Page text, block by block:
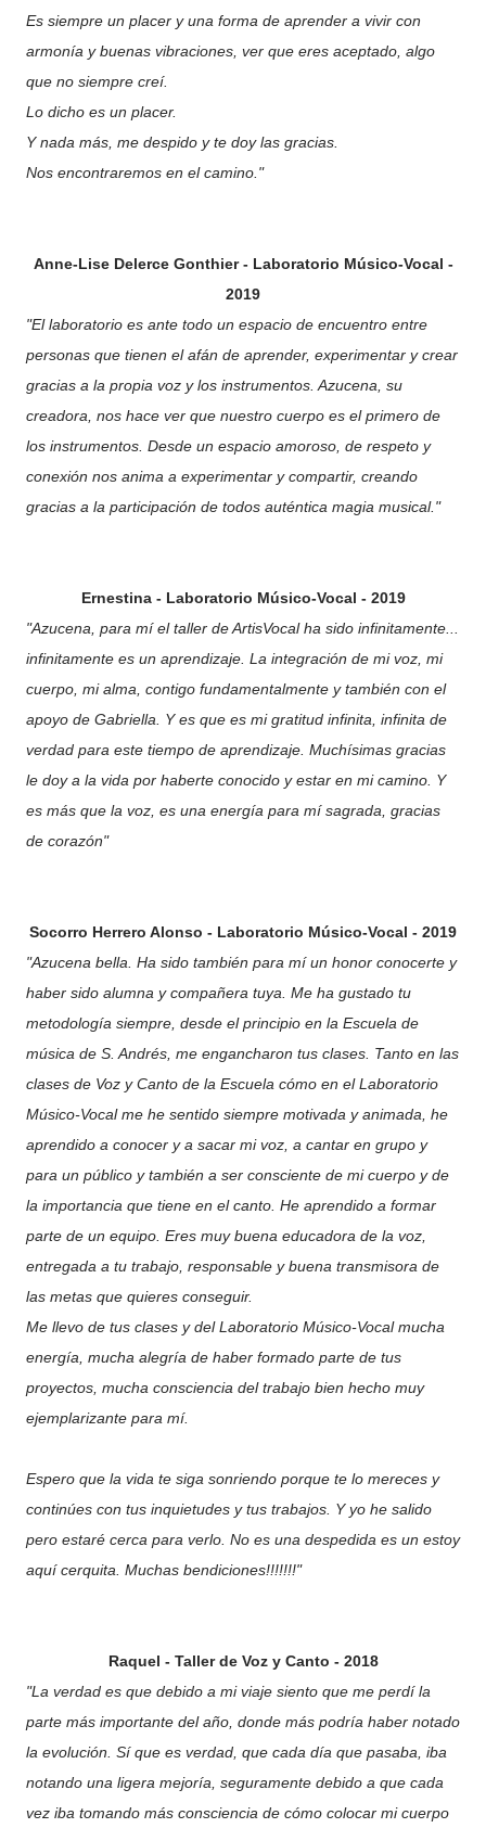
Es siempre un placer y una forma de aprender a vivir con
armonía y buenas vibraciones, ver que eres aceptado, algo
que no siempre creí.
Lo dicho es un placer.
Y nada más, me despido y te doy las gracias.
Nos encontraremos en el camino. "
Anne-Lise Delerce Gonthier - Laboratorio Músico-Vocal -
2019
"El laboratorio es ante todo un espacio de encuentro entre
personas que tienen el afán de aprender, experimentar y crear
gracias a la propia voz y los instrumentos. Azucena, su
creadora, nos hace ver que nuestro cuerpo es el primero de
los instrumentos. Desde un espacio amoroso, de respeto y
conexión nos anima a experimentar y compartir, creando
gracias a la participación de todos auténtica magia musical."
Ernestina - Laboratorio Músico-Vocal - 2019
"Azucena, para mí el taller de ArtisVocal ha sido infinitamente...
infinitamente es un aprendizaje. La integración de mi voz, mi
cuerpo, mi alma, contigo fundamentalmente y también con el
apoyo de Gabriella. Y es que es mi gratitud infinita, infinita de
verdad para este tiempo de aprendizaje. Muchísimas gracias
le doy a la vida por haberte conocido y estar en mi camino. Y
es más que la voz, es una energía para mí sagrada, gracias
de corazón"
Socorro Herrero Alonso - Laboratorio Músico-Vocal - 2019
"Azucena bella. Ha sido también para mí un honor conocerte y
haber sido alumna y compañera tuya. Me ha gustado tu
metodología siempre, desde el principio en la Escuela de
música de S. Andrés, me engancharon tus clases. Tanto en las
clases de Voz y Canto de la Escuela cómo en el Laboratorio
Músico-Vocal me he sentido siempre motivada y animada, he
aprendido a conocer y a sacar mi voz, a cantar en grupo y
para un público y también a ser consciente de mi cuerpo y de
la importancia que tiene en el canto. He aprendido a formar
parte de un equipo. Eres muy buena educadora de la voz,
entregada a tu trabajo, responsable y buena transmisora de
las metas que quieres conseguir.
Me llevo de tus clases y del Laboratorio Músico-Vocal mucha
energía, mucha alegría de haber formado parte de tus
proyectos, mucha consciencia del trabajo bien hecho muy
ejemplarizante para mí.
Espero que la vida te siga sonriendo porque te lo mereces y
continúes con tus inquietudes y tus trabajos. Y yo he salido
pero estaré cerca para verlo. No es una despedida es un estoy
aquí cerquita. Muchas bendiciones!!!!!!!"
Raquel - Taller de Voz y Canto - 2018
"La verdad es que debido a mi viaje siento que me perdí la
parte más importante del año, donde más podría haber notado
la evolución. Sí que es verdad, que cada día que pasaba, iba
notando una ligera mejoría, seguramente debido a que cada
vez iba tomando más consciencia de cómo colocar mi cuerpo